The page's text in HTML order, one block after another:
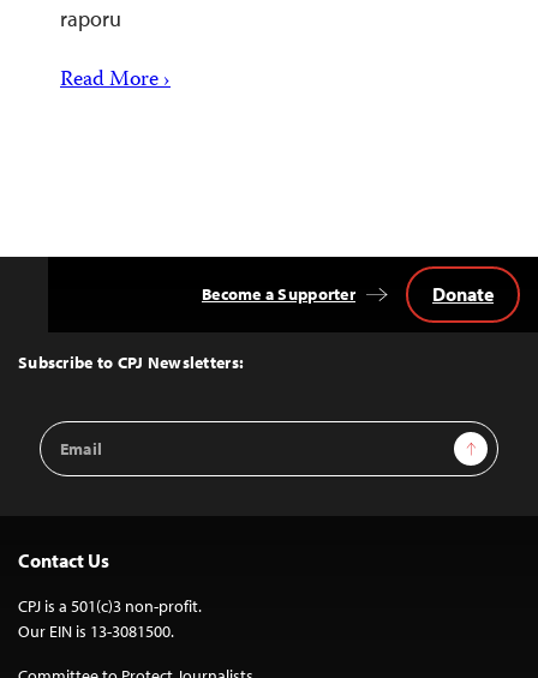
raporu
Read More ›
Top
Subscribe to CPJ Newsletters:
Email
Address
Sign Up
Become a Supporter Donate
Contact Us
CPJ is a 501(c)3 non-profit.
Our EIN is 13-3081500.